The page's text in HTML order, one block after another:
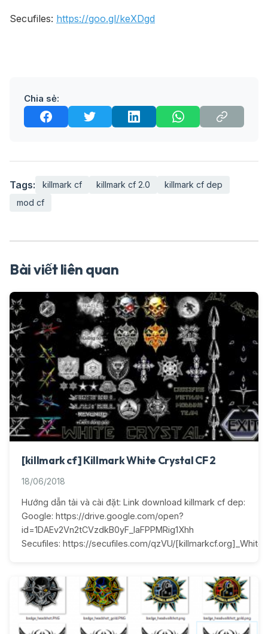
Secufiles: https://goo.gl/keXDgd
Chia sẻ:
Tags: killmark cf killmark cf 2.0
killmark cf dep
mod cf
Bài viết liên quan
[killmark cf] Killmark White Crystal CF 2
18/06/2018
Hướng dẫn tải và cài đặt: Link download killmark cf dep:
Google: https://drive.google.com/open?
id=1DAEv2Vn2tCVzdkB0yF_IaFPPMRig1Xhh
Secufiles: https://secufiles.com/qzVU/